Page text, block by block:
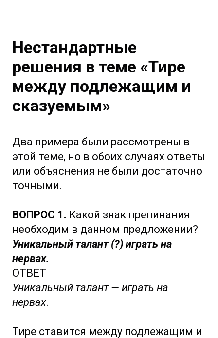
Нестандартные
решения в теме «Тире
между подлежащим и
сказуемым»
Два примера были рассмотрены в
этой теме, но в обоих случаях ответы
или объяснения не были достаточно
точными.
ВОПРОС 1. Какой знак препинания
необходим в данном предложении?
Уникальный талант (?) играть на
нервах.
ОТВЕТ
Уникальный талант — играть на
нервах.
Тире ставится между подлежащим и